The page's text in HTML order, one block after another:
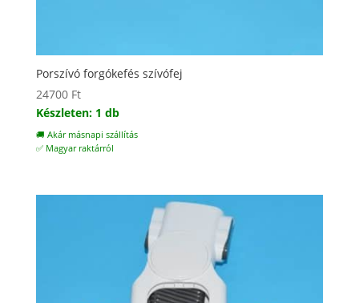
Porszívó forgókefés szívófej
24700 Ft
Készleten: 1 db
🚚 Akár másnapi szállítás
✅ Magyar raktárról